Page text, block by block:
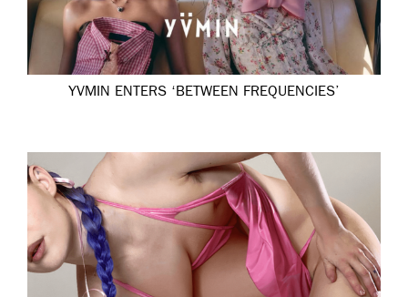
YVMIN ENTERS ‘BETWEEN FREQUENCIES’